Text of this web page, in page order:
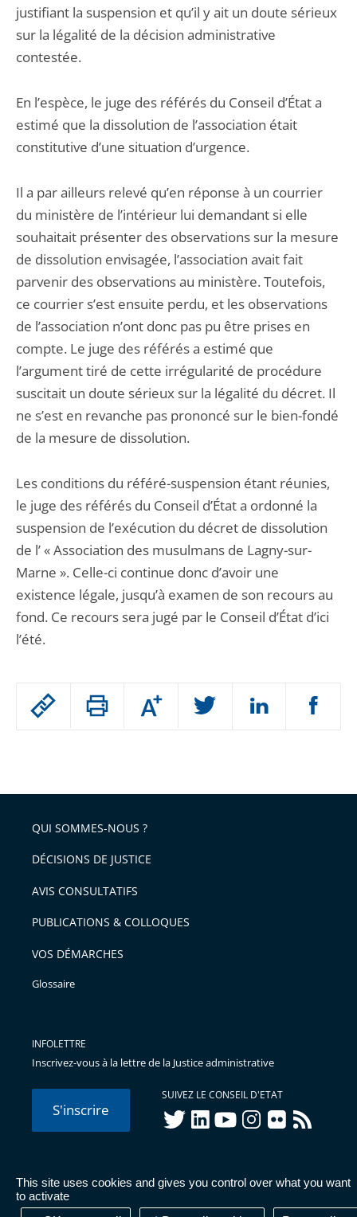
This site uses cookies and gives you control over what you want
to activate
Passer
arriver
après
Augmenter
ou
l'article
pour
avant
justifiant la suspension et qu’il y ait un doute sérieux
sur la légalité de la décision administrative
contestée.
En l’espèce, le juge des référés du Conseil d’État a
estimé que la dissolution de l’association était
constitutive d’une situation d’urgence.
Il a par ailleurs relevé qu’en réponse à un courrier
du ministère de l’intérieur lui demandant si elle
souhaitait présenter des observations sur la mesure
de dissolution envisagée, l’association avait fait
parvenir des observations au ministère. Toutefois,
ce courrier s’est ensuite perdu, et les observations
de l’association n’ont donc pas pu être prises en
compte. Le juge des référés a estimé que
l’argument tiré de cette irrégularité de procédure
suscitait un doute sérieux sur la légalité du décret. Il
ne s’est en revanche pas prononcé sur le bien-fondé
de la mesure de dissolution.
Les conditions du référé-suspension étant réunies,
le juge des référés du Conseil d’État a ordonné la
suspension de l’exécution du décret de dissolution
de l’ « Association des musulmans de Lagny-sur-
Marne ». Celle-ci continue donc d’avoir une
existence légale, jusqu’à examen de son recours au
fond. Ce recours sera jugé par le Conseil d’État d’ici
l’été.
QUI SOMMES-NOUS ?
DÉCISIONS DE JUSTICE
AVIS CONSULTATIFS
PUBLICATIONS & COLLOQUES
VOS DÉMARCHES
Glossaire
INFOLETTRE
Inscrivez-vous à la lettre de la Justice administrative
S'inscrire
SUIVEZ LE CONSEIL D'ETAT
twitterlinkedInyoutubeinstagram
flickr rss
© Conseil d'État 2026 - Mentions légales
Données
personnelles-Publications administratives-Accessibilité :